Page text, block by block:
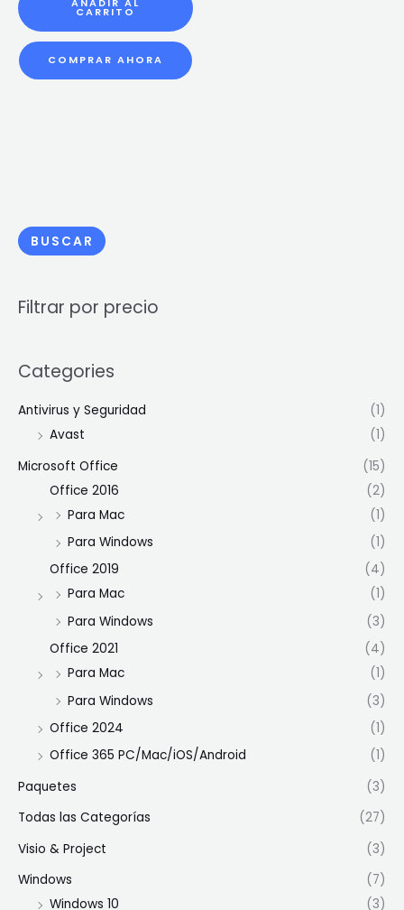
BUSCAR
Filtrar por precio
Categories
Antivirus y Seguridad
(1)
Avast
(1)
Microsoft Office
(15)
Office 2016
(2)
Para Mac
(1)
Para Windows
(1)
Office 2019
(4)
Para Mac
(1)
Para Windows
(3)
Office 2021
(4)
Para Mac
(1)
Para Windows
(3)
Office 2024
(1)
Office 365 PC/Mac/iOS/Android
(1)
Paquetes
(3)
Todas las Categorías
(27)
Visio & Project
(3)
Windows
(7)
Windows 10
(3)
AÑADIR AL
CARRITO
COMPRAR AHORA